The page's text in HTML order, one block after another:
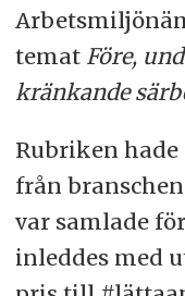
temat Före,
kränkande
Rubriken
från
var samlade
inleddes med